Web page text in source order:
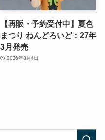
【再販・予約受付中】夏色
まつり ねんどろいど：27年
3月発売
2026年8月4日